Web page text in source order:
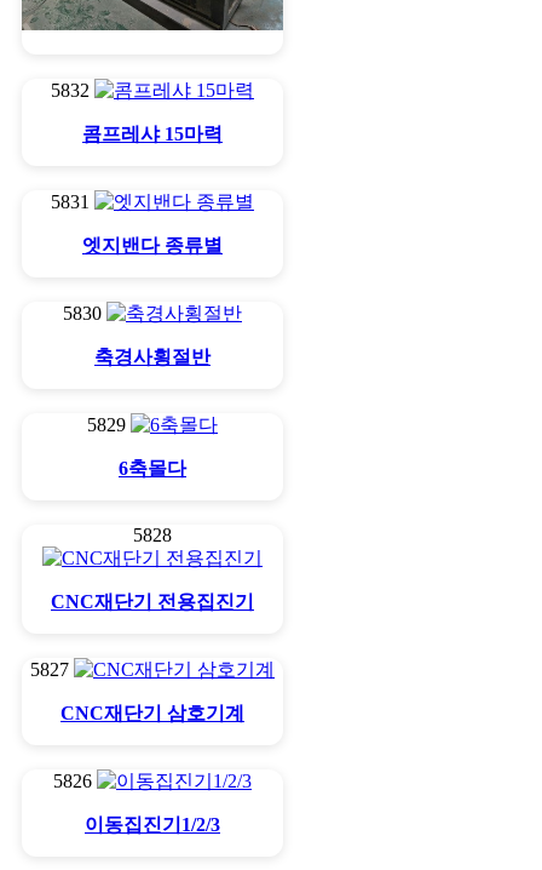
5832
콤프레샤 15마력
5831
엣지밴다 종류별
5830
축경사횡절반
5829
6축몰다
5828
CNC재단기 전용집진기
5827
CNC재단기 삼호기계
5826
이동집진기1/2/3